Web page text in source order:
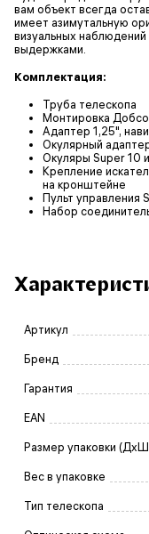
вам объект всегда
имеет азимутальную
визуальных
выдержками.
Комплектация:
Труба телескопа
Монтировка
Адаптер 1,25",
Окулярный
Окуляры Super 10
Крепление
на кронштейне
Пульт управления
Набор
Артикул
Бренд
Гарантия
EAN
Размер упаковки
Вес в упаковке
Тип телескопа